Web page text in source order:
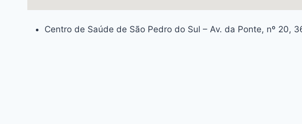
Centro de Saúde de São Pedro do Sul – Av. da Ponte, nº 20,